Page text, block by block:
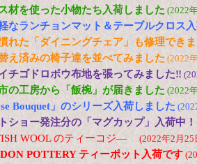
材を使った小物たち入荷しました (2022
なランチョンマット＆テーブルクロス
れた「ダイニングチェア」も修理でき
え済みの椅子達を並べてみました (2022
チゴドロボウ布地を張ってみました‼
の工房から「飯椀」が届きました (2022
Bouquet」のシリーズ入荷しました
ショー発注分の「マグカップ」入荷中！
WOOL のティーコジ― (2022年2月25
POTTERY ティーポット入荷です